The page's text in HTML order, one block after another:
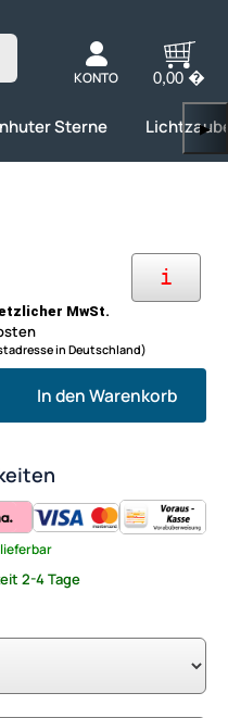
KONTO 0,00 �
Sterne ▶
i
MwSt.
in Deutschland)
In den Warenkorb
lieferbar
2-4 Tage